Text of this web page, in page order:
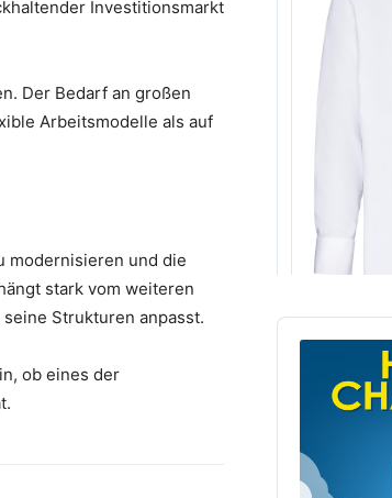
Investitionsmarkt
Der Bedarf an großen
Arbeitsmodelle als auf
modernisieren und die
stark vom weiteren
Strukturen anpasst.
ob eines der
Audio
Player